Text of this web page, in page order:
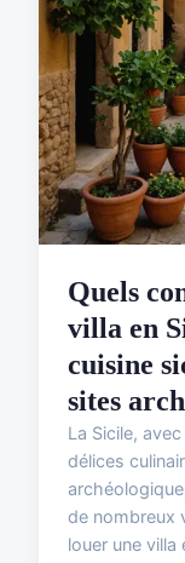
Quels
villa en
cuisine
sites
La Sicile,
délices
de nombreux
louer une villa